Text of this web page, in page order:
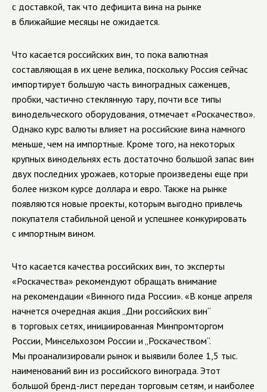
с доставкой, так что дефицита вина на рынке
в ближайшие месяцы не ожидается.
Что касается российских вин, то пока валютная
составляющая в их цене велика, поскольку Россия сейчас
импортирует большую часть виноградных саженцев,
пробки, частично стеклянную тару, почти все типы
винодельческого оборудования, отмечает «Роскачество».
Однако курс валюты влияет на российские вина намного
меньше, чем на импортные. Кроме того, на некоторых
крупных винодельнях есть достаточно большой запас вин
двух последних урожаев, которые произведены еще при
более низком курсе доллара и евро. Также на рынке
появляются новые проекты, которым выгодно привлечь
покупателя стабильной ценой и успешнее конкурировать
с импортным вином.
Что касается качества российских вин, то эксперты
«Роскачества» рекомендуют обращать внимание
на рекомендации «Винного гида России». «В конце апреля
начнется очередная акция „Дни российских вин“
в торговых сетях, инициированная Минпромторгом
России, Минсельхозом России и „Роскачеством“.
Мы проанализировали рынок и выявили более 1,5 тыс.
наименований вин из российского винограда. Этот
большой бренд-лист передан торговым сетям, и наиболее